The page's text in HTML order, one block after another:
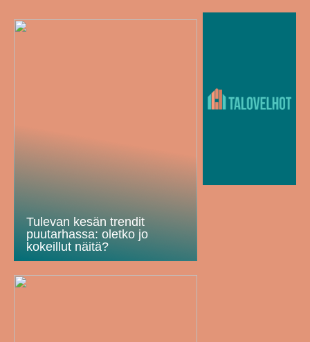
Tulevan kesän trendit
puutarhassa: oletko jo
kokeillut näitä?